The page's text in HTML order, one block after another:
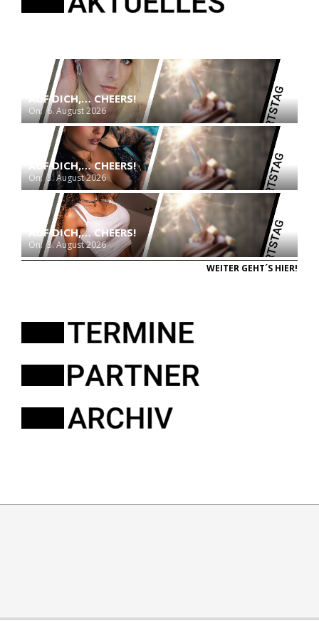
AUF DICH,… CHEERS!
On: 6. August 2026
AUF DICH,… CHEERS!
On: 3. August 2026
AUF DICH,… CHEERS!
On: 3. August 2026
WEITER GEHT´S HIER!